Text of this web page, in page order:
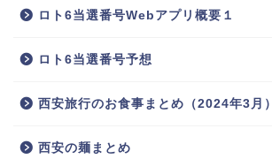
ロト6当選番号Webアプリ概要１
ロト6当選番号予想
西安旅行のお食事まとめ（2024年3月）
西安の麺まとめ